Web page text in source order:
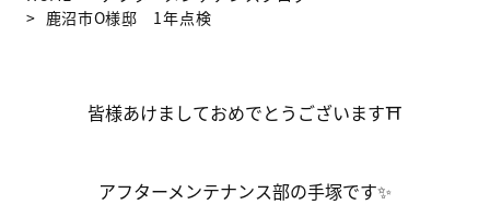
鹿沼市O様邸 1年点検
皆様あけましておめでとうございます⛩
アフターメンテナンス部の手塚です✨